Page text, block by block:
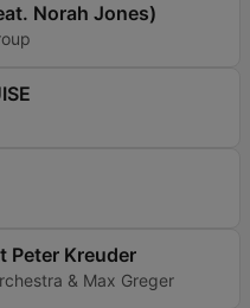
Norah Jones)
Peter Kreuder
& Max Greger